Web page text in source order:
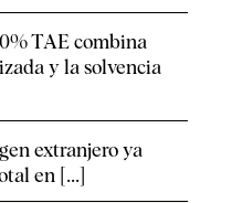
TAE combina
y la solvencia
extranjero ya
en [...]